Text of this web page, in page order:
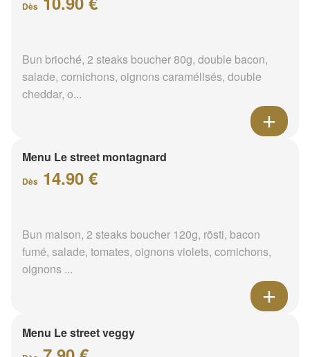
Dès
Bun brioché, 2 steaks boucher 80g, double bacon,
salade, cornichons, oignons caramélisés, double
cheddar, o...
Menu Le street montagnard
Dès 14.90 €
Bun maison, 2 steaks boucher 120g, rösti, bacon
fumé, salade, tomates, oignons violets, cornichons,
oignons ...
Menu Le street veggy